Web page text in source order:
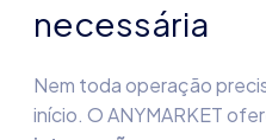
necessária
Nem toda operação
início. O ANYMARKET